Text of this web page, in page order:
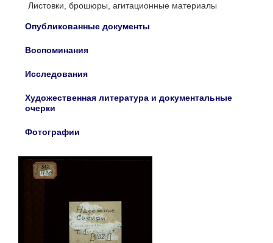
Листовки, брошюры, агитационные материалы
Опубликованные документы
Воспоминания
Исследования
Художественная литература и документальные
очерки
Фотографии